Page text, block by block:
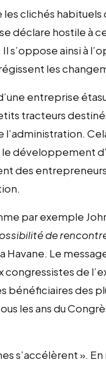
les clichés
déclare hostile à
ainsi à
les
entreprise
tracteurs
le développement
des
par exemple
de
Havane. Le
congressistes de
bénéficiaires des
les ans du
s’accélèrent ».